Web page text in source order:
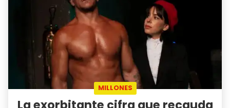
MILLONES
La exorbitante cifra que recauda